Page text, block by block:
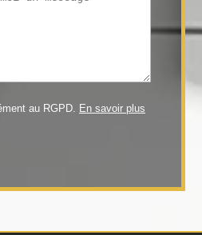
au RGPD. En savoir plus